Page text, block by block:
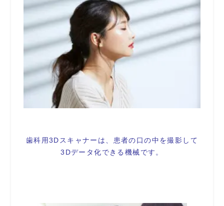
歯科用3Dスキャナーは、患者の口の中を撮影して
3Dデータ化できる機械です。